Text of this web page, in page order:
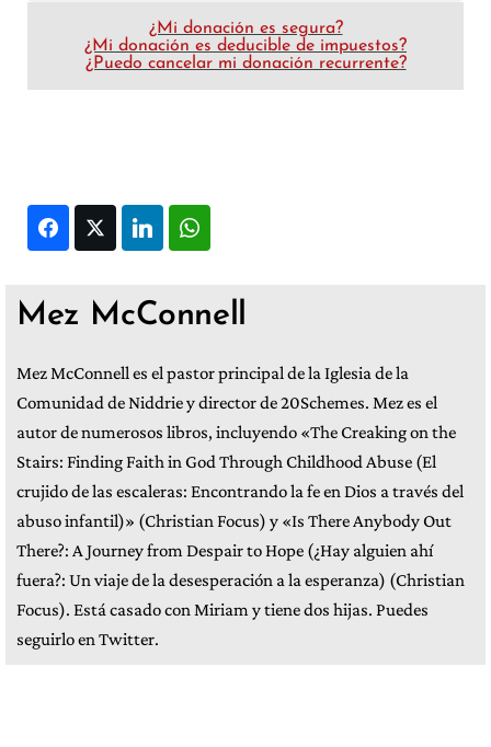
¿Mi donación es segura?
¿Mi donación es deducible de impuestos?
¿Puedo cancelar mi donación recurrente?
FacebookTwitter LinkedIn
Mez McConnell
Mez McConnell es el pastor principal de la Iglesia de la
Comunidad de Niddrie y director de 20Schemes. Mez es el
autor de numerosos libros, incluyendo «The Creaking on the
Stairs: Finding Faith in God Through Childhood Abuse (El
crujido de las escaleras: Encontrando la fe en Dios a través del
abuso infantil)» (Christian Focus) y «Is There Anybody Out
There?: A Journey from Despair to Hope (¿Hay alguien ahí
fuera?: Un viaje de la desesperación a la esperanza) (Christian
Focus). Está casado con Miriam y tiene dos hijas. Puedes
seguirlo en Twitter.